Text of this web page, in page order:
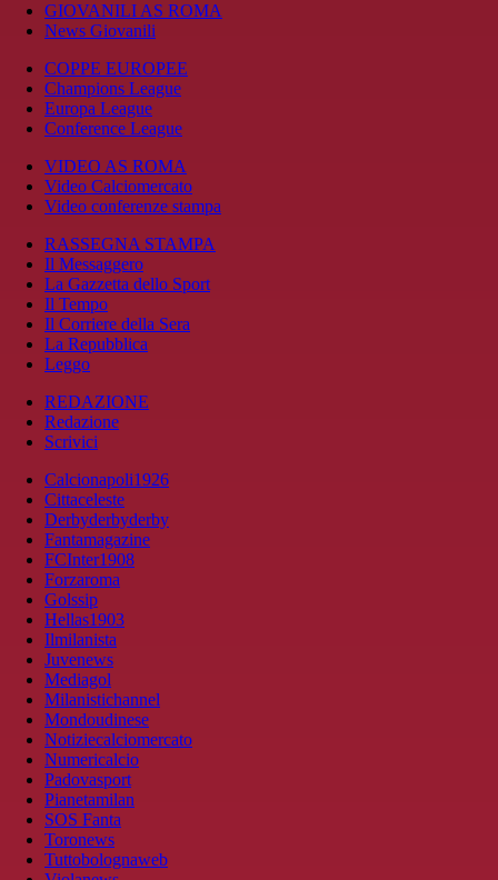
GIOVANILI AS ROMA
News Giovanili
COPPE EUROPEE
Champions League
Europa League
Conference League
VIDEO AS ROMA
Video Calciomercato
Video conferenze stampa
RASSEGNA STAMPA
Il Messaggero
La Gazzetta dello Sport
Il Tempo
Il Corriere della Sera
La Repubblica
Leggo
REDAZIONE
Redazione
Scrivici
Calcionapoli1926
Cittaceleste
Derbyderbyderby
Fantamagazine
FCInter1908
Forzaroma
Golssip
Hellas1903
Ilmilanista
Juvenews
Mediagol
Milanistichannel
Mondoudinese
Notiziecalciomercato
Numericalcio
Padovasport
Pianetamilan
SOS Fanta
Toronews
Tuttobolognaweb